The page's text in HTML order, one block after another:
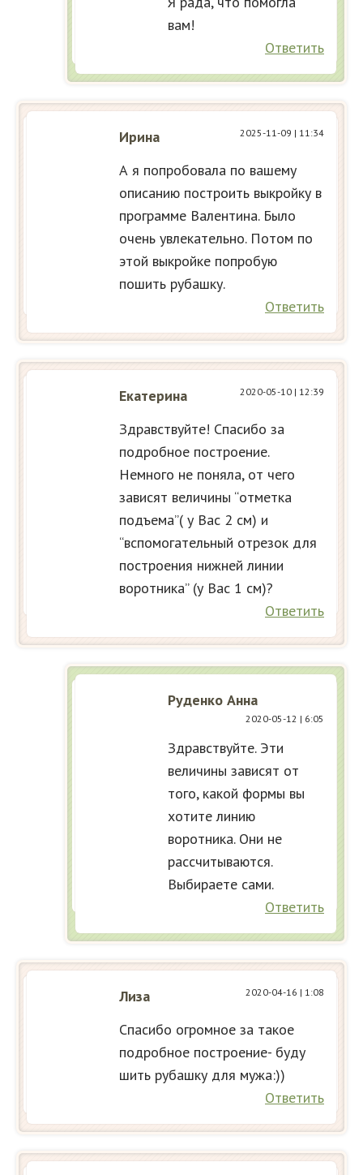
вам!
Ответить
Ирина 2025-11-09 | 11:34
А я попробовала по вашему
описанию построить выкройку в
программе Валентина. Было
очень увлекательно. Потом по
этой выкройке попробую
пошить рубашку.
Ответить
Екатерина 2020-05-10 | 12:39
Здравствуйте! Спасибо за
подробное построение.
Немного не поняла, от чего
зависят величины “отметка
подъема”( у Вас 2 см) и
“вспомогательный отрезок для
построения нижней линии
воротника” (у Вас 1 см)?
Ответить
Руденко Анна
2020-05-12 | 6:05
Здравствуйте. Эти
величины зависят от
того, какой формы вы
хотите линию
воротника. Они не
рассчитываются.
Выбираете сами.
Ответить
Лиза 2020-04-16 | 1:08
Спасибо огромное за такое
подробное построение- буду
шить рубашку для мужа:))
Ответить